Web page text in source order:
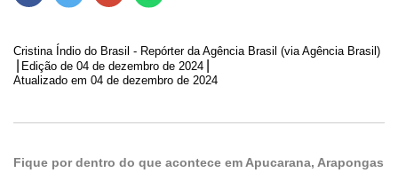
Cristina Índio do Brasil - Repórter da Agência Brasil (via Agência Brasil)
Edição de 04 de dezembro de 2024
Atualizado em 04 de dezembro de 2024
Fique por dentro do que acontece em Apucarana, Arapongas